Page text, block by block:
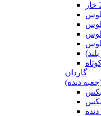
گاردان
دنده)
بکس